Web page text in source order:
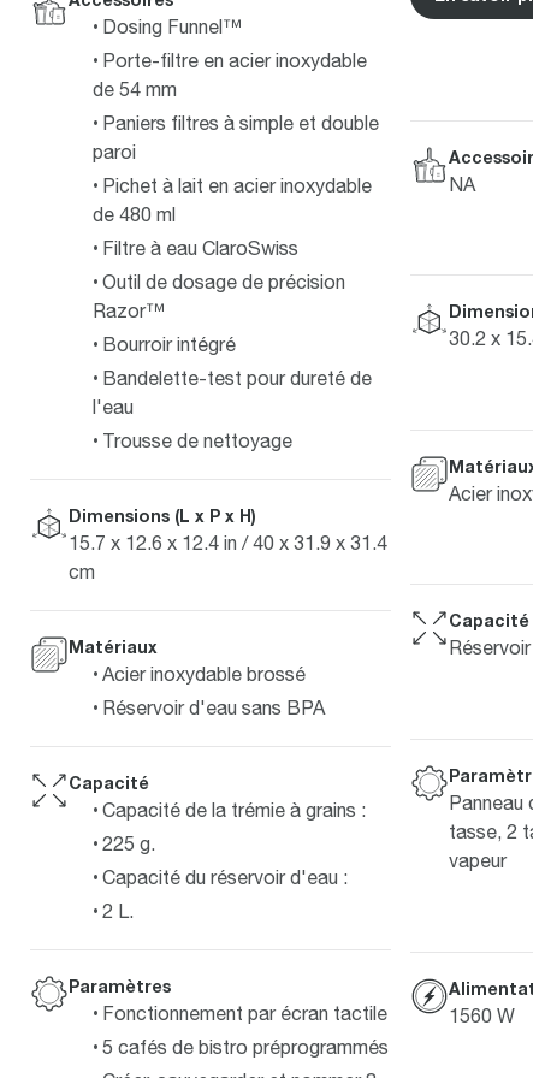
Dosing Funnel™
Porte-filtre en acier inoxydable
de 54 mm
Paniers filtres à simple et double
paroi
Pichet à lait en acier inoxydable
de 480 ml
Filtre à eau ClaroSwiss
Outil de dosage de précision
Razor™
Bourroir intégré
Bandelette-test pour dureté de
l'eau
Trousse de nettoyage
Dimensions (L x P x H)
15.7 x 12.6 x 12.4 in / 40 x 31.9 x 31.4
cm
Matériaux
Acier inoxydable brossé
Réservoir d'eau sans BPA
Capacité
Capacité de la trémie à grains :
225 g.
Capacité du réservoir d'eau :
2 L.
Paramètres
Fonctionnement par écran tactile
5 cafés de bistro préprogrammés
NA
30.2 x
Matériaux
Acier
Capacité
Réservoir
Panneau
tasse, 2
vapeur
1560 W